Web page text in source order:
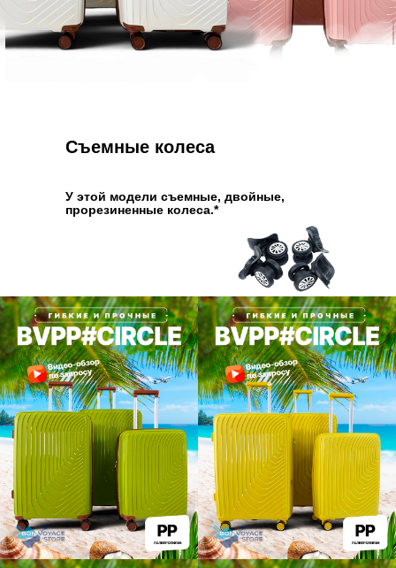
Съемные колеса
У этой модели съемные, двойные,
прорезиненные колеса.*